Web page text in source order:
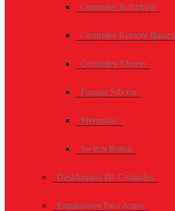
Controles Refurbish
Controles Remote Basics
Controles Xhorse
Fundas Silicon
Memorias
Switch Botón
Desbloqueo De Controles
Emuladores Para Autos